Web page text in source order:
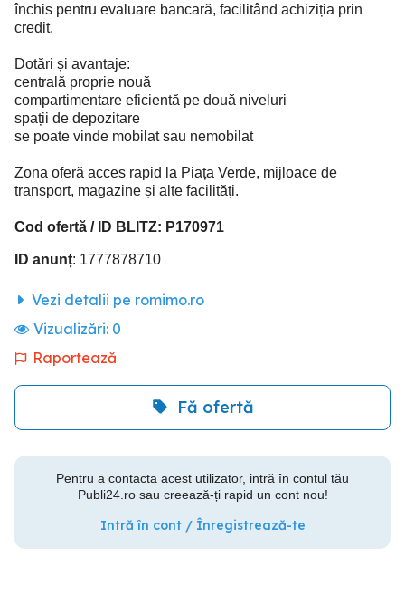
închis pentru evaluare bancară, facilitând achiziția prin
credit.
Dotări și avantaje:
centrală proprie nouă
compartimentare eficientă pe două niveluri
spații de depozitare
se poate vinde mobilat sau nemobilat
Zona oferă acces rapid la Piața Verde, mijloace de
transport, magazine și alte facilități.
Cod ofertă / ID BLITZ: P170971
ID anunț: 1777878710
Vezi detalii pe romimo.ro
Vizualizări: 0
Raportează
Fă ofertă
Pentru a contacta acest utilizator, intră în contul tău
Publi24.ro sau creează-ți rapid un cont nou!
Intră în cont / Înregistrează-te